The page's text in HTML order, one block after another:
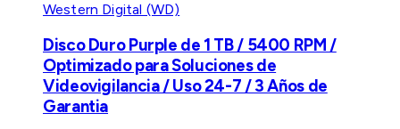
Western Digital (WD)
Disco Duro Purple de 1 TB / 5400 RPM /
Optimizado para Soluciones de
Videovigilancia / Uso 24-7 / 3 Años de
Garantia